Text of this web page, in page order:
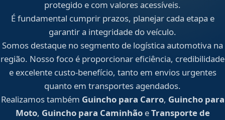
protegido e com valores acessíveis.
É fundamental cumprir prazos, planejar cada etapa e
garantir a integridade do veículo.
Somos destaque no segmento de logística automotiva na
região. Nosso foco é proporcionar eficiência, credibilidade
e excelente custo-benefício, tanto em envios urgentes
quanto em transportes agendados.
Realizamos também Guincho para Carro, Guincho para
Moto, Guincho para CaminhãoeTransporte de